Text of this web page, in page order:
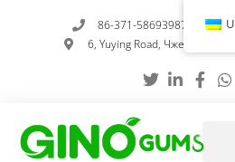
86-371-58693987
6, Yuying Road, Чженчжоу,